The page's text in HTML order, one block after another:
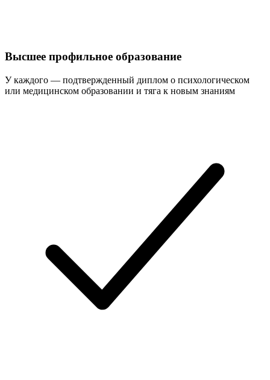
Высшее профильное образование
У каждого — подтвержденный диплом о психологическом
или медицинском образовании и тяга к новым знаниям